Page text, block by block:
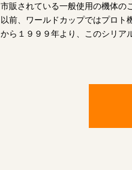
市販されている一般使用の機体の
以前、ワールドカップではプロト
から１９９９年より、このシリア